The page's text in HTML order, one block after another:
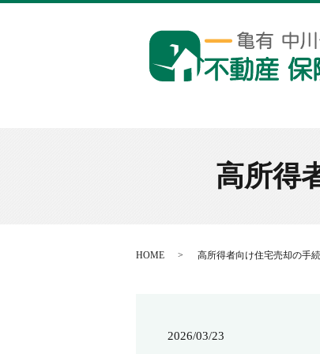
高所得
HOME 高所得者向け住宅売却の手
2026/03/23